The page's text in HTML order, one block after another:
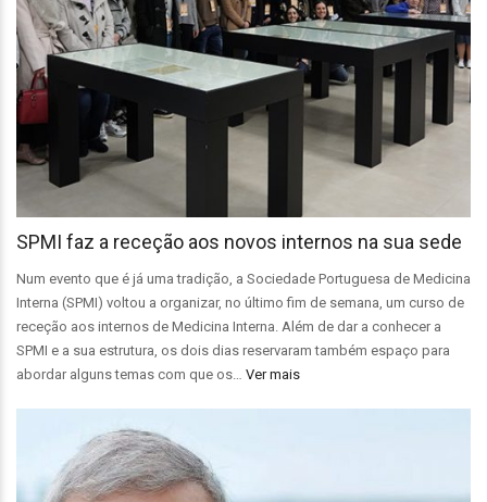
SPMI faz a receção aos novos internos na sua sede
Num evento que é já uma tradição, a Sociedade Portuguesa de Medicina
Interna (SPMI) voltou a organizar, no último fim de semana, um curso de
receção aos internos de Medicina Interna. Além de dar a conhecer a
SPMI e a sua estrutura, os dois dias reservaram também espaço para
abordar alguns temas com que os… Ver mais